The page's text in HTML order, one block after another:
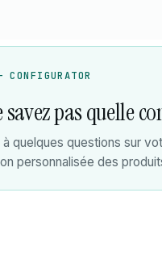
CONFIGURATOR
savez pas quelle
à quelques questions sur
personnalisée des